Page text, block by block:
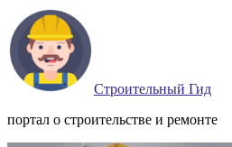
Строительный Гид
портал о строительстве и ремонте